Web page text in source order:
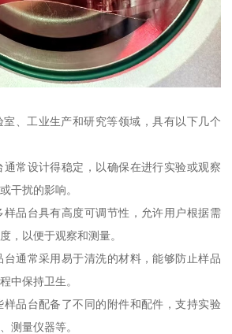
、工业生产和研究等领域，具有以下几个
常设计得稳定，以确保在进行实验或观察
干扰的影响。
品台具有高度可调节性，允许用户根据需
，以便于观察和测量。
通常采用易于清洗的材料，能够防止样品
中保持卫生。
品台配备了不同的附件和配件，支持实验
测量仪器等。